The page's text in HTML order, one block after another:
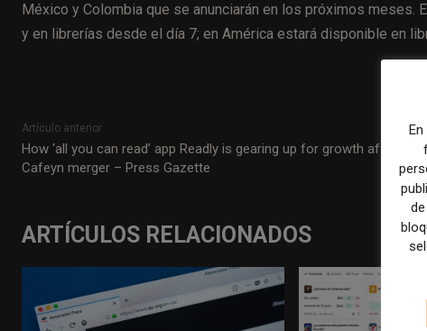
México y Colombia que se anunciarán en los próximos
y en librerías desde el día 7; en América estará disponible en
Artículo anterior
How ‘all you can read’ app Readly is gearing up for growth after
Cafeyn merger – Press Gazette
ARTÍCULOS RELACIONADOS